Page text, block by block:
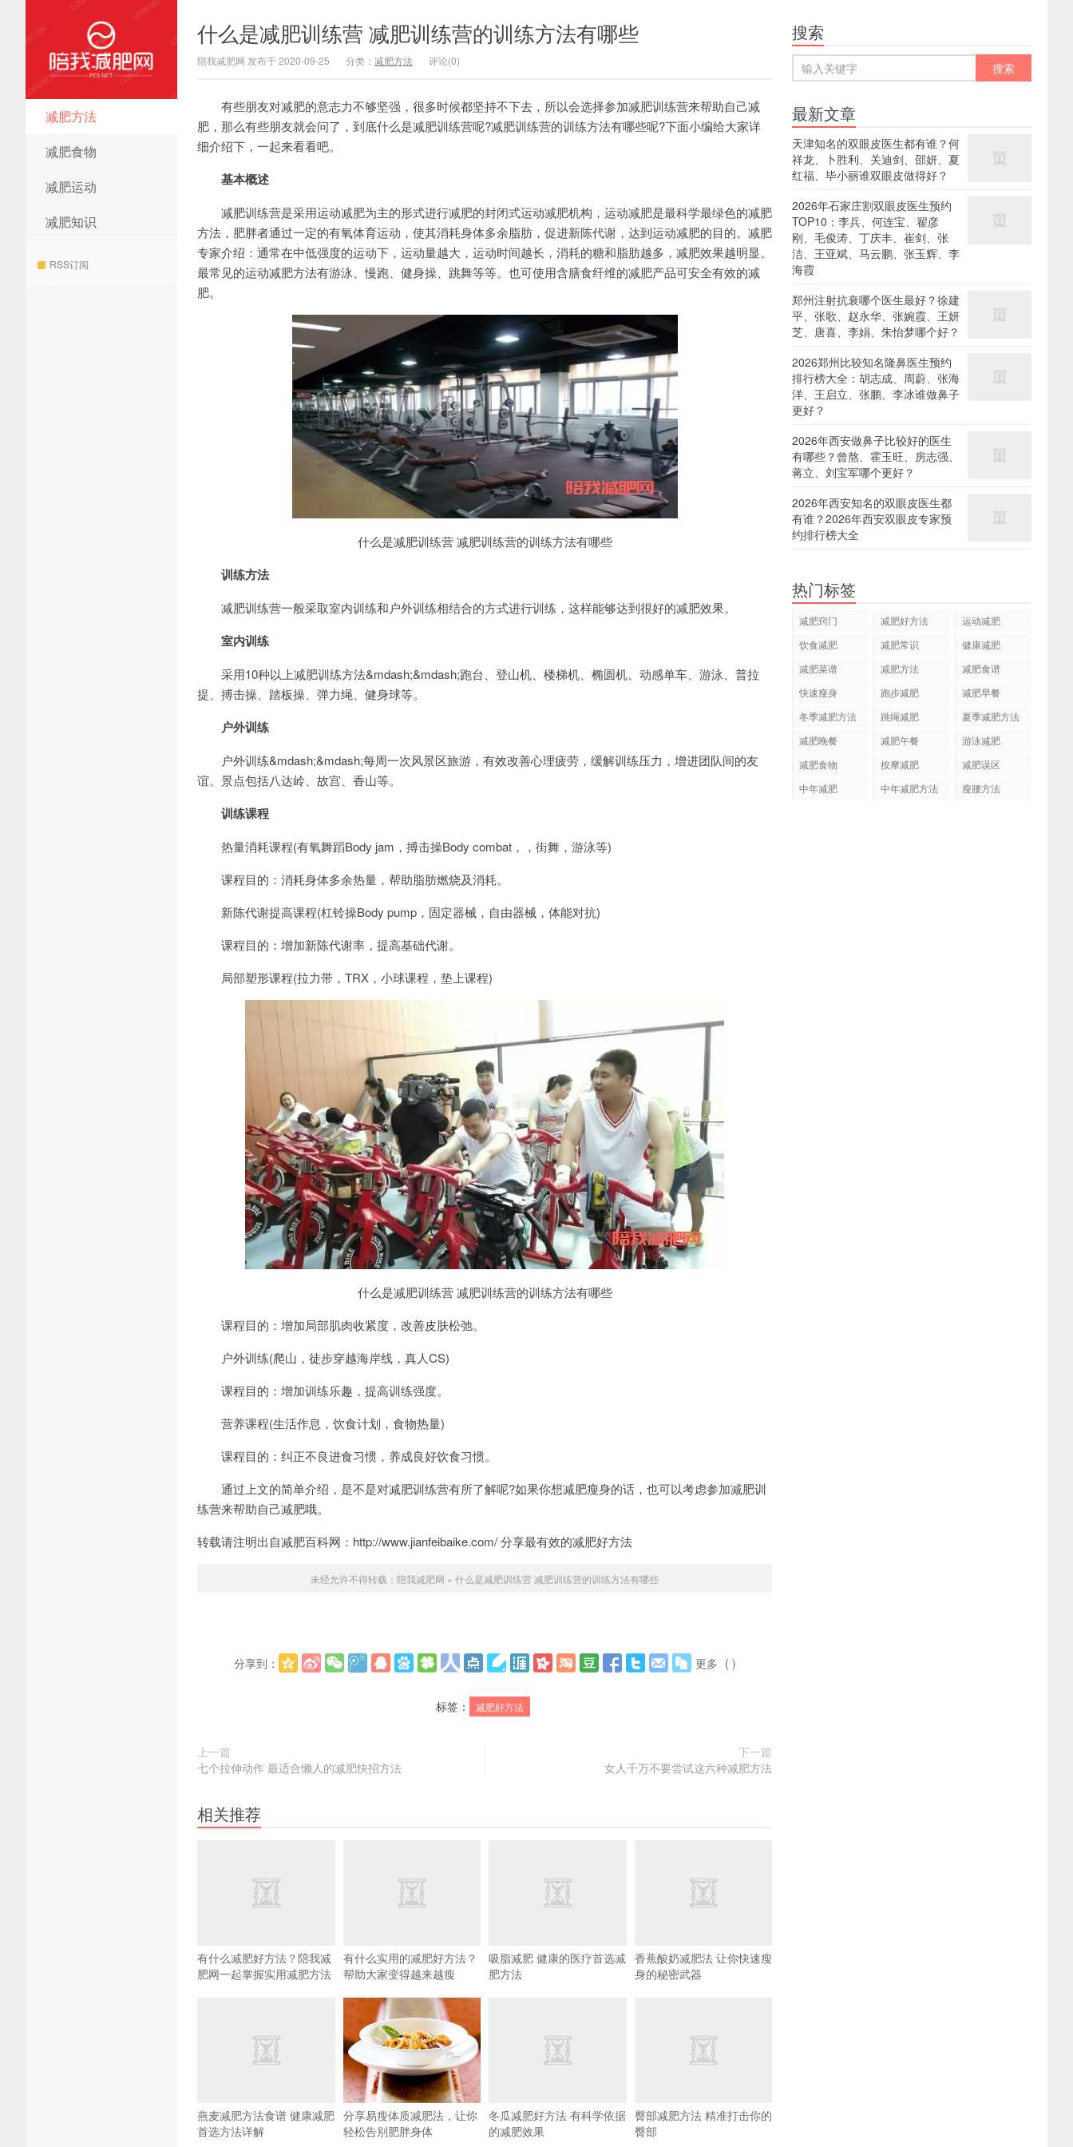
陪我减肥网
减肥方法
减肥食物
减肥运动
减肥知识
RSS订阅
什么是减肥训练营 减肥训练营的训练方法有哪些
陪我减肥网 发布于 2020-09-25 分类： 减肥方法 评论(0)
有些朋友对减肥的意志力不够坚强，很多时候都坚持不下去，所以会选择参加减肥训练营来帮助自己减
肥，那么有些朋友就会问了，到底什么是减肥训练营呢?减肥训练营的训练方法有哪些呢?下面小编给大家详
细介绍下，一起来看看吧。
基本概述
减肥训练营是采用运动减肥为主的形式进行减肥的封闭式运动减肥机构，运动减肥是最科学最绿色的减肥
方法，肥胖者通过一定的有氧体育运动，使其消耗身体多余脂肪，促进新陈代谢，达到运动减肥的目的。减肥
专家介绍：通常在中低强度的运动下，运动量越大，运动时间越长，消耗的糖和脂肪越多，减肥效果越明显。
最常见的运动减肥方法有游泳、慢跑、健身操、跳舞等等。也可使用含膳食纤维的减肥产品可安全有效的减
肥。
什么是减肥训练营 减肥训练营的训练方法有哪些
训练方法
减肥训练营一般采取室内训练和户外训练相结合的方式进行训练，这样能够达到很好的减肥效果。
室内训练
采用10种以上减肥训练方法&mdash;&mdash;跑台、登山机、楼梯机、椭圆机、动感单车、游泳、普拉
提、搏击操、踏板操、弹力绳、健身球等。
户外训练
户外训练&mdash;&mdash;每周一次风景区旅游，有效改善心理疲劳，缓解训练压力，增进团队间的友
谊。景点包括八达岭、故宫、香山等。
训练课程
热量消耗课程(有氧舞蹈Body jam，搏击操Body combat，，街舞，游泳等)
课程目的：消耗身体多余热量，帮助脂肪燃烧及消耗。
新陈代谢提高课程(杠铃操Body pump，固定器械，自由器械，体能对抗)
课程目的：增加新陈代谢率，提高基础代谢。
局部塑形课程(拉力带，TRX，小球课程，垫上课程)
什么是减肥训练营 减肥训练营的训练方法有哪些
课程目的：增加局部肌肉收紧度，改善皮肤松弛。
户外训练(爬山，徒步穿越海岸线，真人CS)
课程目的：增加训练乐趣，提高训练强度。
营养课程(生活作息，饮食计划，食物热量)
课程目的：纠正不良进食习惯，养成良好饮食习惯。
通过上文的简单介绍，是不是对减肥训练营有所了解呢?如果你想减肥瘦身的话，也可以考虑参加减肥训
练营来帮助自己减肥哦。
转载请注明出自减肥百科网：http://www.jianfeibaike.com/ 分享最有效的减肥好方法
未经允许不得转载： 陪我减肥网 » 什么是减肥训练营 减肥训练营的训练方法有哪些
分享到： 更多 ( )
标签： 减肥好方法
上一篇
七个拉伸动作 最适合懒人的减肥快招方法
下一篇
女人千万不要尝试这六种减肥方法
相关推荐
有什么减肥好方法？陪我减
肥网一起掌握实用减肥方法
有什么实用的减肥好方法？
帮助大家变得越来越瘦
吸脂减肥 健康的医疗首选减
肥方法
香蕉酸奶减肥法 让你快速瘦
身的秘密武器
燕麦减肥方法食谱 健康减肥
首选方法详解
分享易瘦体质减肥法，让你
轻松告别肥胖身体
冬瓜减肥好方法 有科学依据
的减肥效果
臀部减肥方法 精准打击你的
臀部
搜索
最新文章
天津知名的双眼皮医生都有谁？何
祥龙、卜胜利、关迪剑、邵妍、夏
红福、毕小丽谁双眼皮做得好？
2026年石家庄割双眼皮医生预约
TOP10：李兵、何连宝、翟彦
刚、毛俊涛、丁庆丰、崔剑、张
洁、王亚斌、马云鹏、张玉辉、李
海霞
郑州注射抗衰哪个医生最好？徐建
平、张歌、赵永华、张婉霞、王妍
芝、唐喜、李娟、朱怡梦哪个好？
2026郑州比较知名隆鼻医生预约
排行榜大全：胡志成、周蔚、张海
洋、王启立、张鹏、李冰谁做鼻子
更好？
2026年西安做鼻子比较好的医生
有哪些？曾熬、霍玉旺、房志强、
蒋立、刘宝军哪个更好？
2026年西安知名的双眼皮医生都
有谁？2026年西安双眼皮专家预
约排行榜大全
热门标签
减肥窍门 减肥好方法
运动减肥
饮食减肥
减肥常识
健康减肥
减肥菜谱
减肥方法
减肥食谱
快速瘦身
跑步减肥
减肥早餐
冬季减肥方法
跳绳减肥
夏季减肥方法
减肥晚餐
减肥午餐
游泳减肥
减肥食物
按摩减肥
减肥误区
中年减肥
中年减肥方法 瘦腰方法